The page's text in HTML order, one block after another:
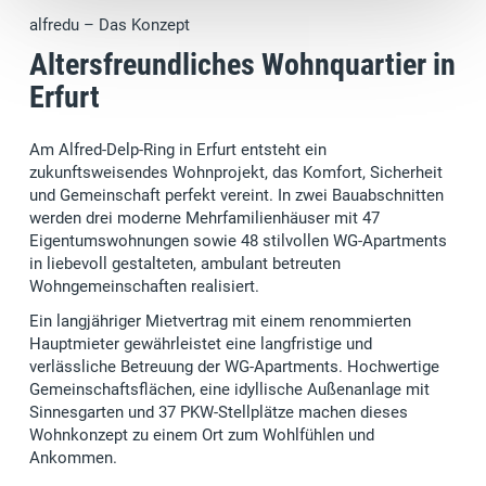
alfredu – Das Konzept
Altersfreundliches Wohnquartier in
Erfurt
Am Alfred-Delp-Ring in Erfurt entsteht ein
zukunftsweisendes Wohnprojekt, das Komfort, Sicherheit
und Gemeinschaft perfekt vereint. In zwei Bauabschnitten
werden drei moderne Mehrfamilienhäuser mit 47
Eigentumswohnungen sowie 48 stilvollen WG-Apartments
in liebevoll gestalteten, ambulant betreuten
Wohngemeinschaften realisiert.
Ein langjähriger Mietvertrag mit einem renommierten
Hauptmieter gewährleistet eine langfristige und
verlässliche Betreuung der WG-Apartments. Hochwertige
Gemeinschaftsflächen, eine idyllische Außenanlage mit
Sinnesgarten und 37 PKW-Stellplätze machen dieses
Wohnkonzept zu einem Ort zum Wohlfühlen und
Ankommen.